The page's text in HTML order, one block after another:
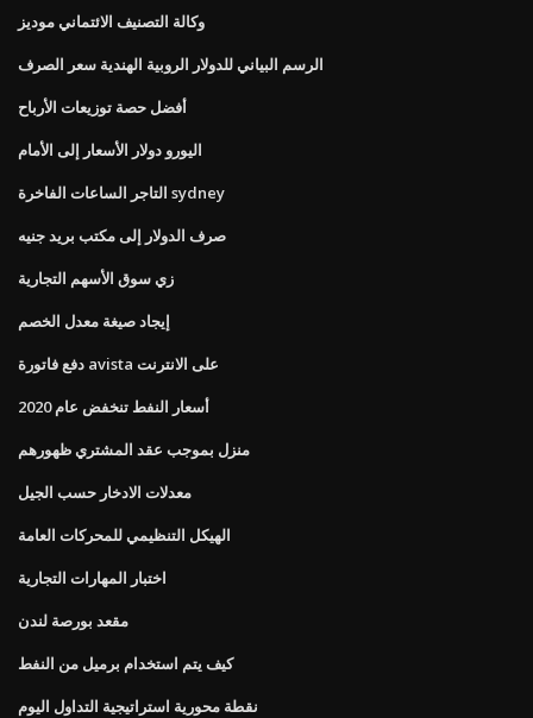
وكالة التصنيف الائتماني موديز
الرسم البياني للدولار الروبية الهندية سعر الصرف
أفضل حصة توزيعات الأرباح
اليورو دولار الأسعار إلى الأمام
التاجر الساعات الفاخرة sydney
صرف الدولار إلى مكتب بريد جنيه
زي سوق الأسهم التجارية
إيجاد صيغة معدل الخصم
دفع فاتورة avista على الانترنت
أسعار النفط تنخفض عام 2020
منزل بموجب عقد المشتري ظهورهم
معدلات الادخار حسب الجيل
الهيكل التنظيمي للمحركات العامة
اختبار المهارات التجارية
مقعد بورصة لندن
كيف يتم استخدام برميل من النفط
نقطة محورية استراتيجية التداول اليوم